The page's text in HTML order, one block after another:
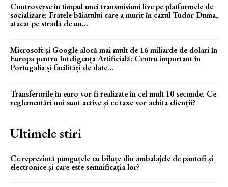
Controverse în timpul unei transmisiuni live pe platformele de
socializare: Fratele băiatului care a murit în cazul Tudor Duma,
atacat pe stradă de un...
Microsoft și Google alocă mai mult de 16 miliarde de dolari în
Europa pentru Inteligența Artificială: Centru important în
Portugalia și facilități de date...
Transferurile în euro vor fi realizate în cel mult 10 secunde. Ce
reglementări noi sunt active și ce taxe vor achita clienții?
Ultimele stiri
Ce reprezintă punguțele cu biluțe din ambalajele de pantofi și
electronice și care este semnificația lor?